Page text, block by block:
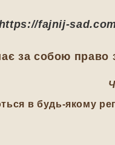
fajnij-
за собою право
в будь-якому